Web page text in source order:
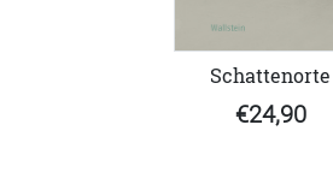
Schattenorte
€24,90